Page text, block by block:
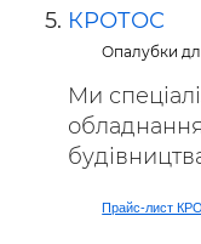
КРОТОС
Опалубки
Ми
Прайс-лист